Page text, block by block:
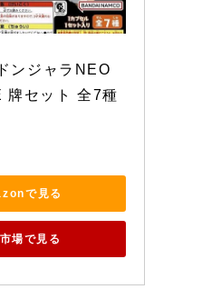
ンジャラNEO
セット 全7種
で見る
場で見る